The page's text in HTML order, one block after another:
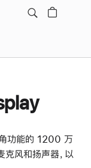
功能的 1200 万
风和扬声器，以